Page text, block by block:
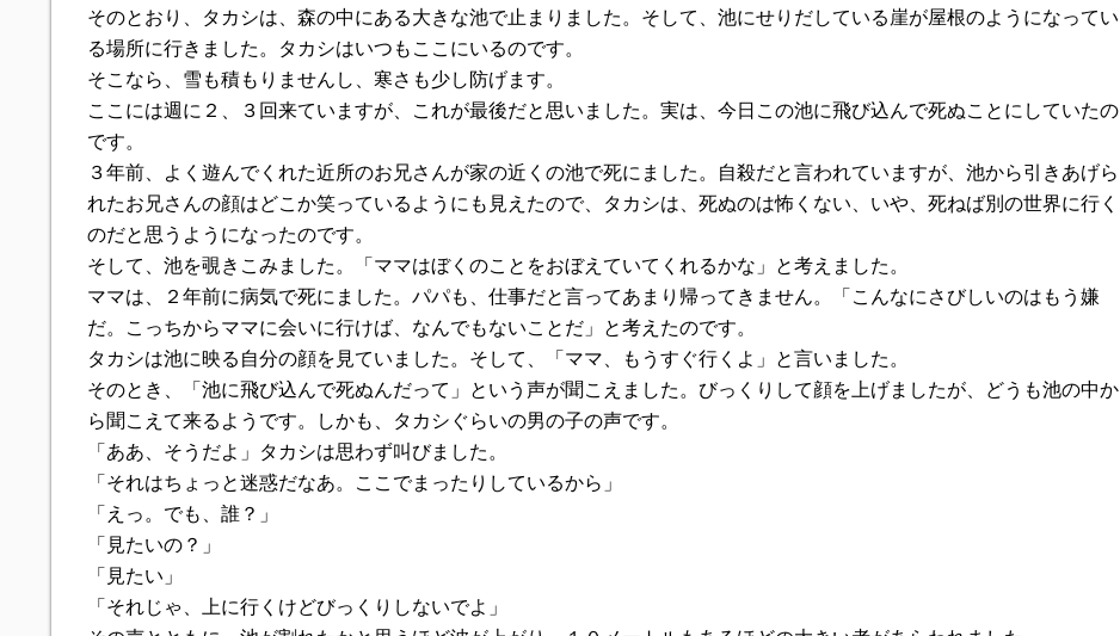
そのとおり、タカシは、森の中にある大きな池で止まりました。そして、池にせりだしている崖が屋根のようになってい
る場所に行きました。タカシはいつもここにいるのです。
そこなら、雪も積もりませんし、寒さも少し防げます。
ここには週に２、３回来ていますが、これが最後だと思いました。実は、今日この池に飛び込んで死ぬことにしていたの
です。
３年前、よく遊んでくれた近所のお兄さんが家の近くの池で死にました。自殺だと言われていますが、池から引きあげら
れたお兄さんの顔はどこか笑っているようにも見えたので、タカシは、死ぬのは怖くない、いや、死ねば別の世界に行く
のだと思うようになったのです。
そして、池を覗きこみました。「ママはぼくのことをおぼえていてくれるかな」と考えました。
ママは、２年前に病気で死にました。パパも、仕事だと言ってあまり帰ってきません。「こんなにさびしいのはもう嫌
だ。こっちからママに会いに行けば、なんでもないことだ」と考えたのです。
タカシは池に映る自分の顔を見ていました。そして、「ママ、もうすぐ行くよ」と言いました。
そのとき、「池に飛び込んで死ぬんだって」という声が聞こえました。びっくりして顔を上げましたが、どうも池の中か
ら聞こえて来るようです。しかも、タカシぐらいの男の子の声です。
「ああ、そうだよ」タカシは思わず叫びました。
「それはちょっと迷惑だなあ。ここでまったりしているから」
「えっ。でも、誰？」
「見たいの？」
「見たい」
「それじゃ、上に行くけどびっくりしないでよ」